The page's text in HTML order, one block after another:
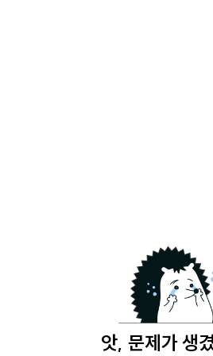
앗, 문제가 생